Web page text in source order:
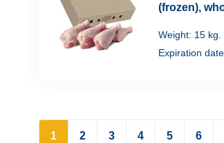
(frozen),
Weight: 15 kg.
Expiration
1 2 3 4 5 6